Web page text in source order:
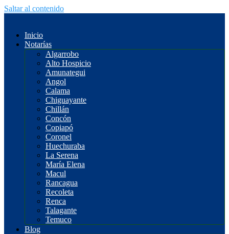
Saltar al contenido
Inicio
Notarías
Algarrobo
Alto Hospicio
Amunategui
Angol
Calama
Chiguayante
Chillán
Concón
Copiapó
Coronel
Huechuraba
La Serena
María Elena
Macul
Rancagua
Recoleta
Renca
Talagante
Temuco
Blog